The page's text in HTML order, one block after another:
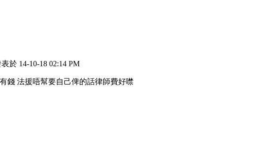
於 14-10-18 02:14 PM
錢 法援唔幫要自己俾的話律師費好噤